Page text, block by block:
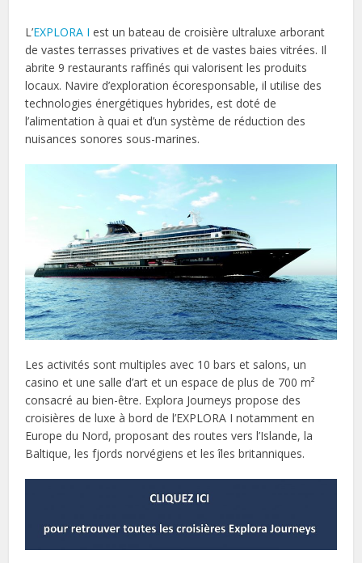
L’EXPLORA I est un bateau de croisière ultraluxe arborant
de vastes terrasses privatives et de vastes baies vitrées. Il
abrite 9 restaurants raffinés qui valorisent les produits
locaux. Navire d’exploration écoresponsable, il utilise des
technologies énergétiques hybrides, est doté de
l’alimentation à quai et d’un système de réduction des
nuisances sonores sous-marines.
Les activités sont multiples avec 10 bars et salons, un
casino et une salle d’art et un espace de plus de 700 m²
consacré au bien-être. Explora Journeys propose des
croisières de luxe à bord de l’EXPLORA I notamment en
Europe du Nord, proposant des routes vers l’Islande, la
Baltique, les fjords norvégiens et les îles britanniques.